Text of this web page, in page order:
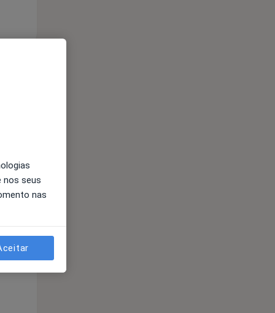
nos seus
nas